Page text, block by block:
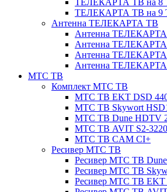
ТЕЛЕКАРТА ТВ на 8
ТЕЛЕКАРТА ТВ на 9
Антенна ТЕЛЕКАРТА ТВ
Антенна
Антенна
Антенна
Антенна ТЕЛЕКАРТА
МТС ТВ
Комплект МТС ТВ
МТС ТВ EKT DSD
МТС ТВ Skywort
МТС ТВ Dune HDTV
МТС ТВ AVIT S2-3220
МТС ТВ CAM CI+
Ресивер МТС ТВ
Ресивер МТС ТВ Dune
Ресивер МТС ТВ
Ресивер МТС ТВ EKT